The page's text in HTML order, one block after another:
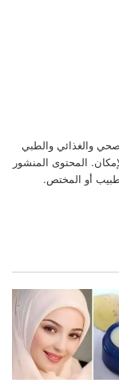
والغذائي والطبي
المحتوى المنشور
أو المختص.